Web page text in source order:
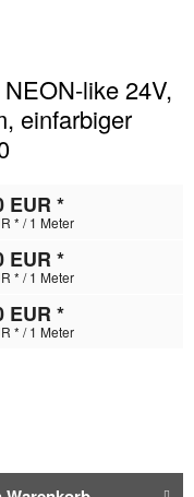
like 24V,
einfarbiger
EUR *
* / 1 Meter
EUR *
* / 1 Meter
EUR *
* / 1 Meter